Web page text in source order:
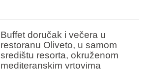
Buffet doručak i večera u
restoranu Oliveto, u samom
središtu resorta, okruženom
mediteranskim vrtovima